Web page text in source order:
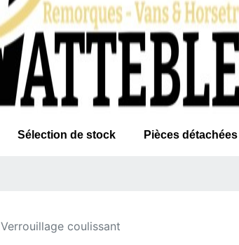
Sélection de stock Pièces détachées
Verrouillage coulissant